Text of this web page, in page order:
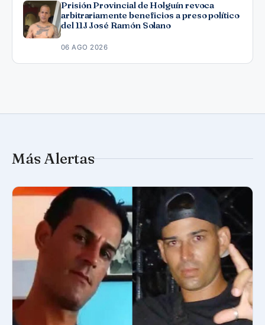
Prisión Provincial de Holguín revoca
arbitrariamente beneficios a preso político
del 11J José Ramón Solano
06 AGO 2026
Más Alertas